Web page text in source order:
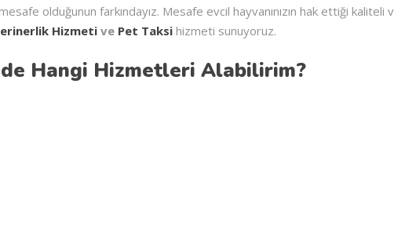
olduğunun farkındayız. Mesafe evcil hayvanınızın hak ettiği kaliteli
Hizmetive Pet Taksi hizmeti sunuyoruz.
Hangi Hizmetleri Alabilirim?